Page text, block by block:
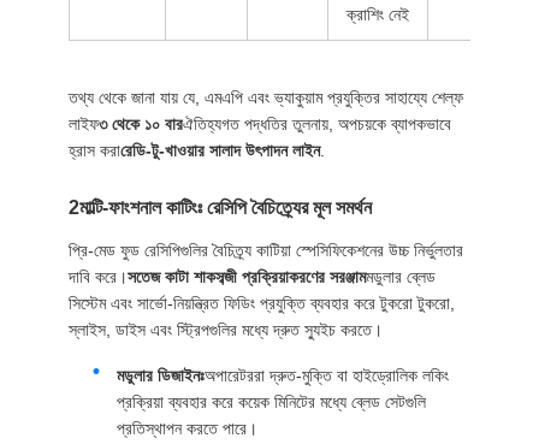
ক্রাশিং নেই
তথ্য থেকে জানা যায় যে, এমএপি এবং ভ্যাকুয়াম প্রযুক্তির সাহায্যে শেল্ফ
লাইফ৩ থেকে ১০ বারঐতিহ্যগত পদ্ধতির তুলনায়, অপচয়কে ব্যাপকভাবে
হ্রাস করারেডি-টু-খাওয়ার সালাদ উৎপাদন লাইন.
2মাল্টি-ফাংশনাল কাটিংঃ রেসিপি বৈচিত্র্যের মূল সমর্থন
প্রি-মেড ফুড রেসিপিগুলির বৈচিত্র্য কাটিয়া স্পেসিফিকেশনের উচ্চ নির্ভুলতার
দাবি করে।সতেজ কাটা শাকসব্জী প্রক্রিয়াকরণের সরঞ্জামমডুলার ব্লেড
সিস্টেম এবং সার্ভো-নিয়ন্ত্রিত ফিডিং প্রযুক্তি ব্যবহার করে টুকরো টুকরো,
স্লাইস, ডাইস এবং স্ট্রিপগুলির মধ্যে দ্রুত স্যুইচ করতে।
মডুলার ডিজাইনঃঅপারেটররা দ্রুত-মুক্তি বা হাইড্রোলিক লকিং
প্রক্রিয়া ব্যবহার করে কয়েক মিনিটের মধ্যে ব্লেড সেটগুলি
প্রতিস্থাপন করতে পারে।